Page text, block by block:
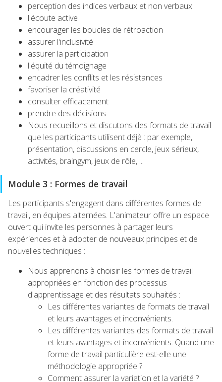
perception des indices verbaux et non verbaux
l'écoute active
encourager les boucles de rétroaction
assurer l'inclusivité
assurer la participation
l'équité du témoignage
encadrer les conflits et les résistances
favoriser la créativité
consulter efficacement
prendre des décisions
Nous recueillons et discutons des formats de travail
que les participants utilisent déjà : par exemple,
présentation, discussions en cercle, jeux sérieux,
activités, braingym, jeux de rôle, ...
Module 3 : Formes de travail
Les participants s'engagent dans différentes formes de
travail, en équipes alternées. L'animateur offre un espace
ouvert qui invite les personnes à partager leurs
expériences et à adopter de nouveaux principes et de
nouvelles techniques :
Nous apprenons à choisir les formes de travail
appropriées en fonction des processus
d'apprentissage et des résultats souhaités :
Les différentes variantes de formats de travail
et leurs avantages et inconvénients.
Les différentes variantes des formats de travail
et leurs avantages et inconvénients. Quand une
forme de travail particulière est-elle une
méthodologie appropriée ?
Comment assurer la variation et la variété ?